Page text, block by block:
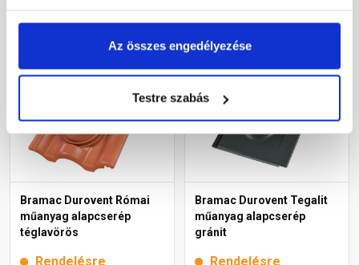
Az összes engedélyezése
Testre szabás
Bramac Durovent Római
műanyag alapcserép
téglavörös
Rendelésre
Bramac Durovent Tegalit
műanyag alapcserép
gránit
Rendelésre